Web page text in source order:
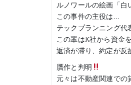
ルノワールの絵画「白
この事件の主役は…
テックプランニング代
この輩はK社から資金
返済が滞り、約定が反
贋作と判明
元々は不動産関連での